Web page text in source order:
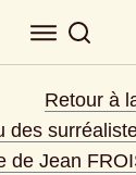
Retour à
des
de Jean